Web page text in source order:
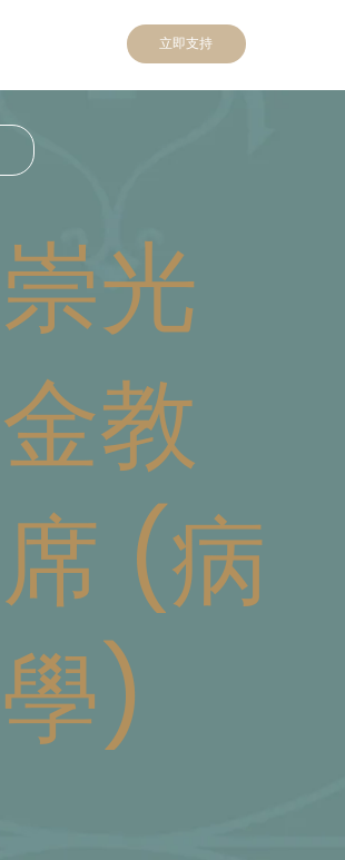
立即支持
光
教
(病
)